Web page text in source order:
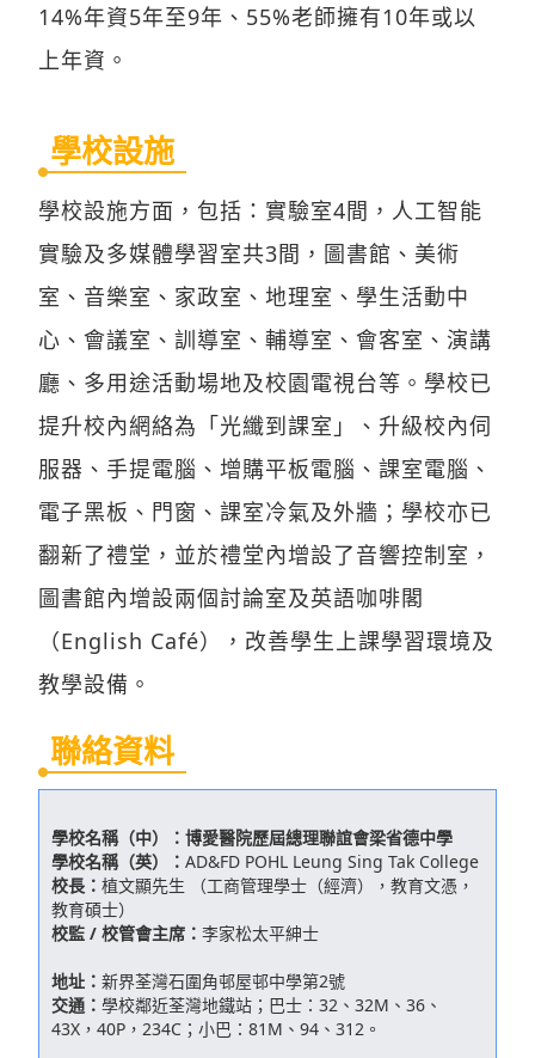
14%年資5年至9年、55%老師擁有10年或以
上年資。
學校設施
學校設施方面，包括：實驗室4間，人工智能
實驗及多媒體學習室共3間，圖書館、美術
室、音樂室、家政室、地理室、學生活動中
心、會議室、訓導室、輔導室、會客室、演講
廳、多用途活動場地及校園電視台等。學校已
提升校內網絡為「光纖到課室」、升級校內伺
服器、手提電腦、增購平板電腦、課室電腦、
電子黑板、門窗、課室冷氣及外牆；學校亦已
翻新了禮堂，並於禮堂內增設了音響控制室，
圖書館內增設兩個討論室及英語咖啡閣
（English Café），改善學生上課學習環境及
教學設備。
聯絡資料
學校名稱（中）： 博愛醫院歷屆總理聯誼會梁省德中學
學校名稱（英）： AD&FD POHL Leung Sing Tak College
校長： 植文顯先生 （工商管理學士（經濟），教育文憑，
教育碩士）
校監 / 校管會主席： 李家松太平紳士
地址： 新界荃灣石圍角邨屋邨中學第2號
交通： 學校鄰近荃灣地鐵站；巴士：32、32M、36、
43X，40P，234C；小巴：81M、94、312。